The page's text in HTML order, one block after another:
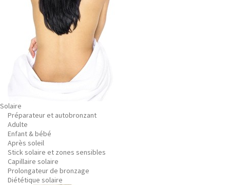
Solaire
Préparateur et autobronzant
Adulte
Enfant & bébé
Après soleil
Stick solaire et zones sensibles
Capillaire solaire
Prolongateur de bronzage
Diététique solaire